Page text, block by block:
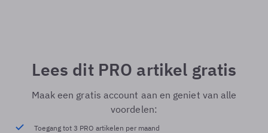
Lees dit PRO artikel gratis
Maak een gratis account aan en geniet van alle
voordelen:
Toegang tot 3 PRO artikelen per maand